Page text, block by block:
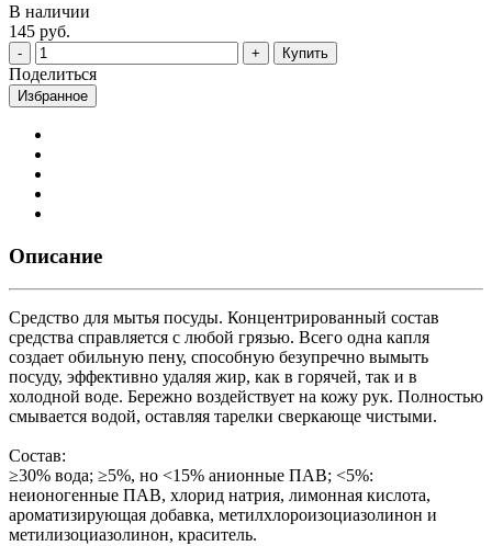
В наличии
145 руб.
Купить
Поделиться
Избранное
Описание
Средство для мытья посуды. Концентрированный состав
средства справляется с любой грязью. Всего одна капля
создает обильную пену, способную безупречно вымыть
посуду, эффективно удаляя жир, как в горячей, так и в
холодной воде. Бережно воздействует на кожу рук. Полностью
смывается водой, оставляя тарелки сверкающе чистыми.
Состав:
≥30% вода; ≥5%, но <15% анионные ПАВ; <5%:
неионогенные ПАВ, хлорид натрия, лимонная кислота,
ароматизирующая добавка, метилхлороизоциазолинон и
метилизоциазолинон, краситель.